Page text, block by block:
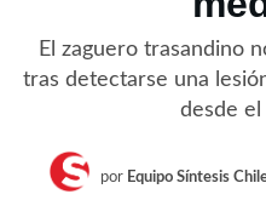
El zaguero trasandino
tras detectarse una
desde el
por Equipo Síntesis